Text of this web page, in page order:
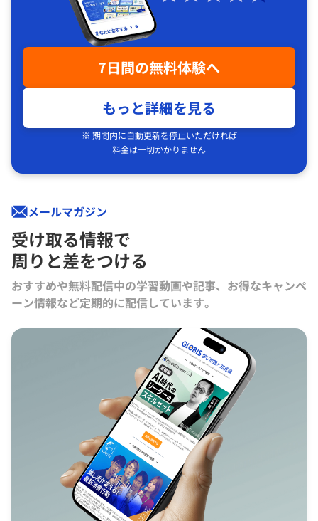
7日間の無料体験へ
もっと詳細を見る
※ 期間内に自動更新を停止いただければ
料金は一切かかりません
メールマガジン
受け取る情報で
周りと差をつける
おすすめや無料配信中の学習動画や記事、お得なキャンペ
ーン情報など定期的に配信しています。